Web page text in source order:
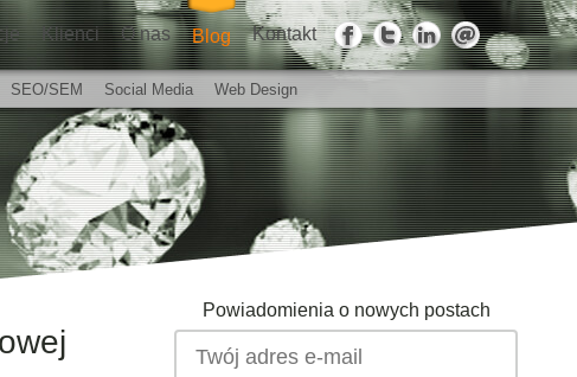
Klienci O nas Blog Kontakt
SEO/SEM Social Media Web Design
Powiadomienia o nowych postach